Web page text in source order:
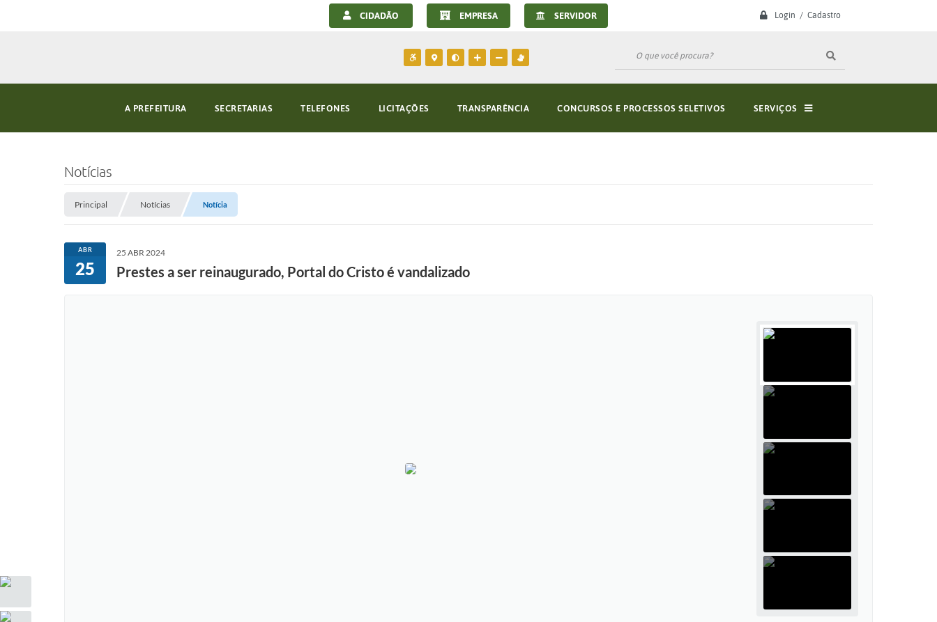
Login / Cadastro
CIDADÃO EMPRESA SERVIDOR
A PREFEITURA SECRETARIAS TELEFONES LICITAÇÕES TRANSPARÊNCIA CONCURSOS E PROCESSOS SELETIVOS SERVIÇOS
Notícias
Principal Notícias Notícia
ABR
25
25 ABR 2024
Prestes a ser reinaugurado, Portal do Cristo é vandalizado